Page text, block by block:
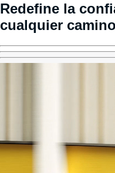
Redefine la
cualquier